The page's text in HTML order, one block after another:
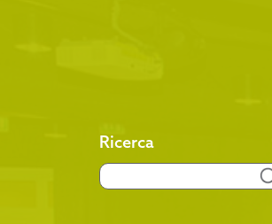
Ricerca